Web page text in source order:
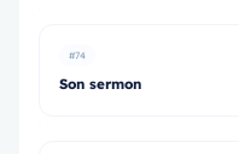
#74
Son sermon